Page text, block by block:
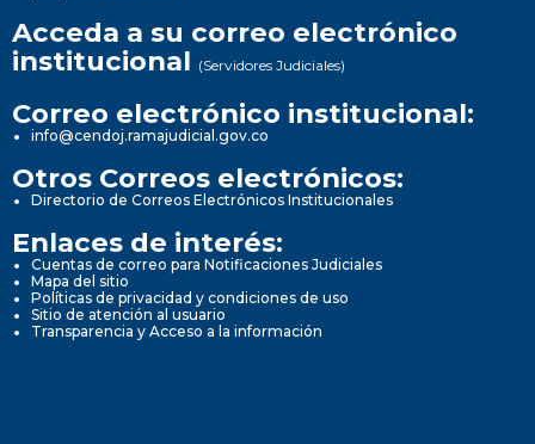
Acceda a su correo electrónico
institucional (Servidores Judiciales)
Correo electrónico institucional:
info@cendoj.ramajudicial.gov.co
Otros Correos electrónicos:
Directorio de Correos Electrónicos Institucionales
Enlaces de interés:
Cuentas de correo para Notificaciones Judiciales
Mapa del sitio
Políticas de privacidad y condiciones de uso
Sitio de atención al usuario
Transparencia y Acceso a la información